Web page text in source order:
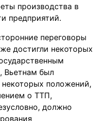
производства в
предприятий.
переговоры
достигли некоторых
Вьетнам был
положений,
о ТТП,
должно